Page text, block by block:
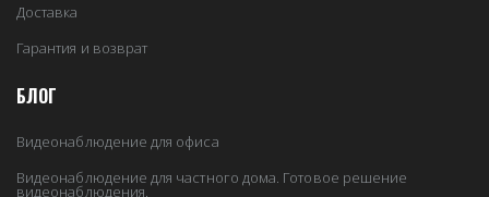
Доставка
Гарантия и возврат
БЛОГ
Видеонаблюдение для офиса
Видеонаблюдение для частного дома. Готовое решение
видеонаблюдения.